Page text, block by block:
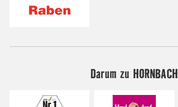
Darum zu HORNBACH